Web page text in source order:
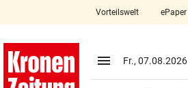
Vorteilswelt ePaper
menu Menü aufklappen
Fr., 07.08.2026